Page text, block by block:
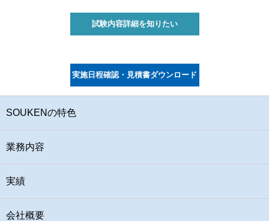
試験内容詳細を知りたい
実施日程確認・見積書ダウンロード
SOUKENの特色
業務内容
実績
会社概要